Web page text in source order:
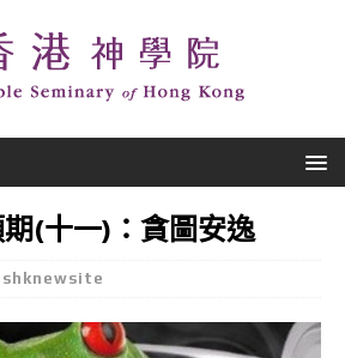
(十一)：貪圖安逸